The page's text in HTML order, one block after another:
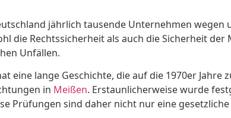
jährlich tausende Unternehmen
die Rechtssicherheit als auch die Sicherheit
Unfällen.
eine lange Geschichte, die auf die 1970er
in Meißen. Erstaunlicherweise wurde
Prüfungen sind daher nicht nur eine